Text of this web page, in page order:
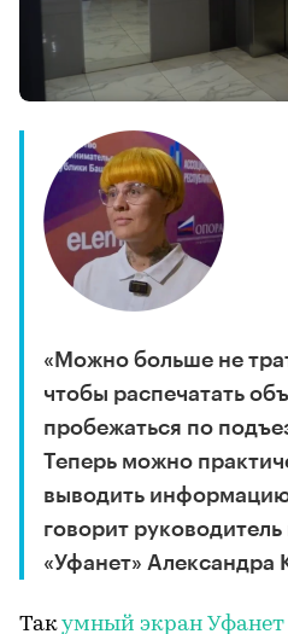
«Можно больше не
чтобы распечатать
пробежаться по
Теперь можно
выводить
говорит
«Уфанет» Александра
Такумный экран Уфанет